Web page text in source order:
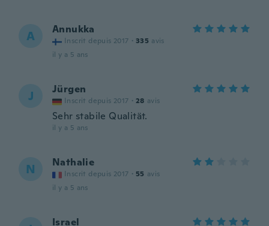
A Annukka
Inscrit depuis 2017 · 335 avis
il y a 5 ans
J Jürgen
Inscrit depuis 2017 · 28 avis
Sehr stabile Qualität.
il y a 5 ans
N Nathalie
Inscrit depuis 2017 · 55 avis
il y a 5 ans
Israel